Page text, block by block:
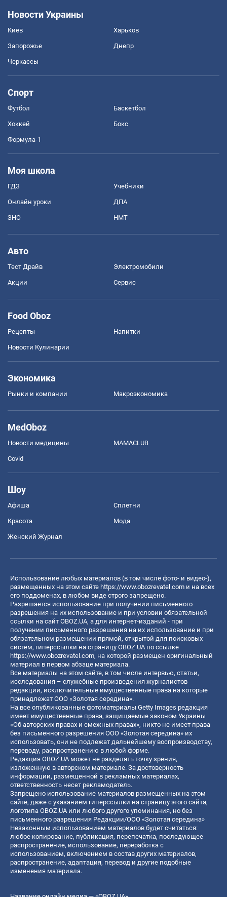
Новости Украины
Киев Харьков
Запорожье Днепр
Черкассы
Спорт
Футбол Баскетбол
Хоккей Бокс
Формула-1
Моя школа
ГДЗ Учебники
Онлайн уроки ДПА
ЗНО НМТ
Авто
Тест Драйв Электромобили
Акции Сервис
Food Oboz
Рецепты Напитки
Новости Кулинарии
Экономика
Рынки и компании Mакроэкономика
MedOboz
Новости медицины MAMACLUB
Covid
Шоу
Афиша Сплетни
Красота Мода
Женский Журнал
Использование любых материалов (в том числе фото- и видео-),
размещенных на этом сайте https://www.obozrevatel.com и на всех
его поддоменах, в любом виде строго запрещено.
Разрешается использование при получении письменного
разрешения на их использование и при условии обязательной
ссылки на сайт OBOZ.UA, а для интернет-изданий - при
получении письменного разрешения на их использование и при
обязательном размещении прямой, открытой для поисковых
систем, гиперссылки на страницу OBOZ.UA по ссылке
https://www.obozrevatel.com, на которой размещен оригинальный
материал в первом абзаце материала.
Все материалы на этом сайте, в том числе интервью, статьи,
исследования – служебные произведения журналистов
редакции, исключительные имущественные права на которые
принадлежат ООО «Золотая середина».
На все опубликованные фотоматериалы Getty Images редакция
имеет имущественные права, защищаемые законом Украины
«Об авторских правах и смежных правах», никто не имеет права
без письменного разрешения ООО «Золотая середина» их
использовать, они не подлежат дальнейшему воспроизводству,
переводу, распространению в любой форме.
Редакция OBOZ.UA может не разделять точку зрения,
изложенную в авторском материале. За достоверность
информации, размещенной в рекламных материалах,
ответственность несет рекламодатель.
Запрещено использование материалов размещенных на этом
сайте, даже с указанием гиперссылки на страницу этого сайта,
логотипа OBOZ.UA или любого другого упоминания, но без
письменного разрешения Редакции/ООО «Золотая середина»
Незаконным использованием материалов будет считаться:
любое копирование, публикация, перепечатка, последующее
распространение, использование, переработка с
использованием, включением в состав других материалов,
распространение, адаптация, перевод и другие подобные
изменения материала.